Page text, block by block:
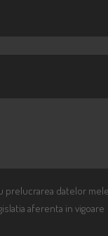
prelucrarea datelor
aferenta in vigoare